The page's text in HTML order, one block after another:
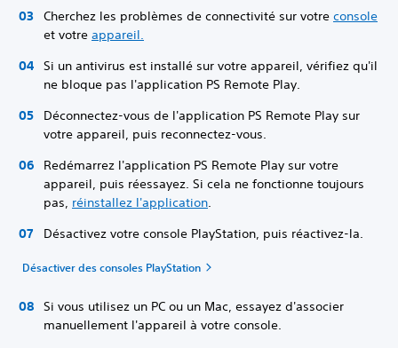
Cherchez les problèmes de connectivité sur votre console
et votre appareil.
Si un antivirus est installé sur votre appareil, vérifiez qu'il
ne bloque pas l'application PS Remote Play.
Déconnectez-vous de l'application PS Remote Play sur
votre appareil, puis reconnectez-vous.
Redémarrez l'application PS Remote Play sur votre
appareil, puis réessayez. Si cela ne fonctionne toujours
pas, réinstallez l'application.
Désactivez votre console PlayStation, puis réactivez-la.
Désactiver des consoles PlayStation
Si vous utilisez un PC ou un Mac, essayez d'associer
manuellement l'appareil à votre console.